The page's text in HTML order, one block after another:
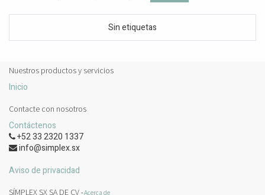
Sin etiquetas
Nuestros productos y servicios
Inicio
Contacte con nosotros
Contáctenos
+52 33 2320 1337
info@simplex.sx
Aviso de privacidad
SÍMPLEX SX SA DE CV -Acerca de